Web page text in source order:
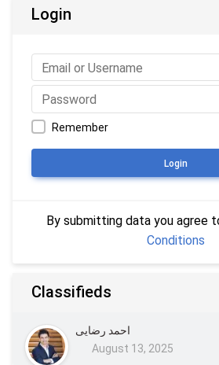
Login
Remember
Login
By submitting data you agree
Conditions
Classifieds
احمد رضایی
August 13, 2025